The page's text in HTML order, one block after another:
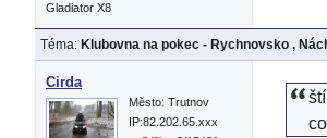
Gladiator X8
Téma: Klubovna na pokec - Rychnovsko ,
Cirda
Město: Trutnov
IP:82.202.65.xxx